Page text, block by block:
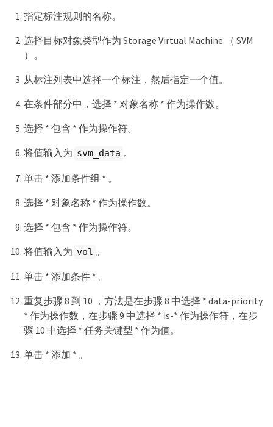
指定标注规则的名称。
选择目标对象类型作为 Storage Virtual Machine （ SVM
）。
从标注列表中选择一个标注，然后指定一个值。
在条件部分中，选择 * 对象名称 * 作为操作数。
选择 * 包含 * 作为操作符。
将值输入为 svm_data 。
单击 * 添加条件组 * 。
选择 * 对象名称 * 作为操作数。
选择 * 包含 * 作为操作符。
将值输入为 vol 。
单击 * 添加条件 * 。
重复步骤 8 到 10 ，方法是在步骤 8 中选择 * data-priority
* 作为操作数，在步骤 9 中选择 * is-* 作为操作符，在步
骤 10 中选择 * 任务关键型 * 作为值。
单击 * 添加 * 。